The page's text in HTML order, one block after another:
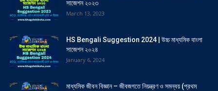
সাজেশন ২০২৩
March 13, 2023
HS Bengali Suggestion 2024 | উচ্চ মাধ্যমিক বাংলা
সাজেশন ২০২৪
January 6, 2024
মাধ্যমিক জীবন বিজ্ঞান – জীবজগতে নিয়ন্ত্রণ ও সমন্বয় (প্রথম